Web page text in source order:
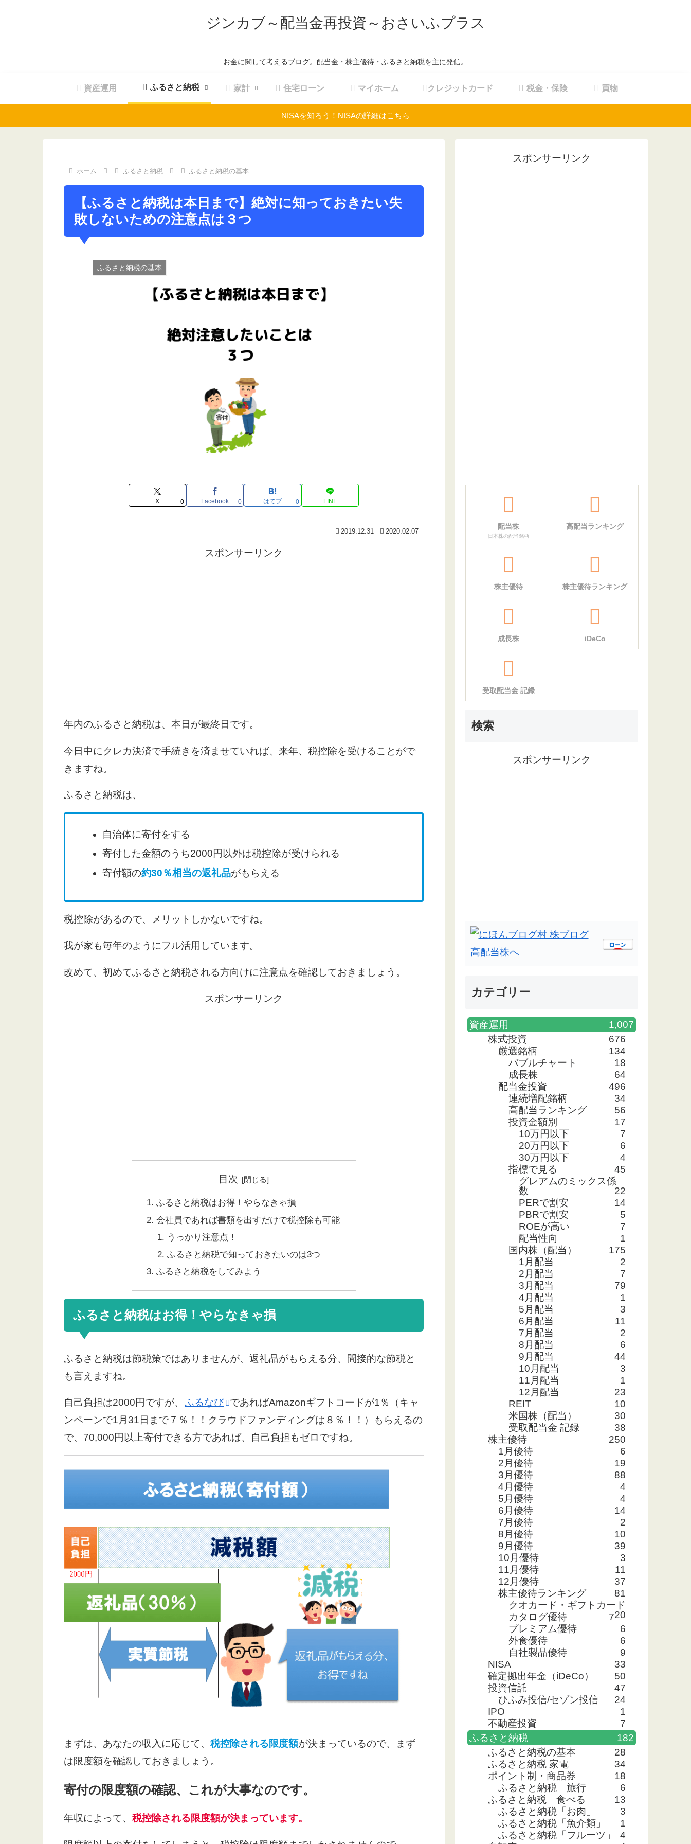
ジンカブ～配当金再投資～おさいふプラス
お金に関して考えるブログ。配当金・株主優待・ふるさと納税を主に発信。
資産運用 ふるさと納税 家計 住宅ローン マイホーム クレジットカード 税金・保険 買物
NISAを知ろう！NISAの詳細はこちら
ホーム ふるさと納税 ふるさと納税の基本
【ふるさと納税は本日まで】絶対に知っておきたい失
敗しないための注意点は３つ
ふるさと納税の基本
X 0 Facebook 0 はてブ 0 LINE
2019.12.31 2020.02.07
スポンサーリンク
年内のふるさと納税は、本日が最終日です。
今日中にクレカ決済で手続きを済ませていれば、来年、税控除を受けることがで
きますね。
ふるさと納税は、
自治体に寄付をする
寄付した金額のうち2000円以外は税控除が受けられる
寄付額の約30％相当の返礼品がもらえる
税控除があるので、メリットしかないですね。
我が家も毎年のようにフル活用しています。
改めて、初めてふるさと納税される方向けに注意点を確認しておきましょう。
スポンサーリンク
目次
ふるさと納税はお得！やらなきゃ損
会社員であれば書類を出すだけで税控除も可能
うっかり注意点！
ふるさと納税で知っておきたいのは3つ
ふるさと納税をしてみよう
ふるさと納税はお得！やらなきゃ損
ふるさと納税は節税策ではありませんが、返礼品がもらえる分、間接的な節税と
も言えますね。
自己負担は2000円ですが、 ふるなび
であればAmazonギフトコードが1％（キャ
ンペーンで1月31日まで７％！！クラウドファンディングは８％！！）もらえるの
で、70,000円以上寄付できる方であれば、自己負担もゼロですね。
まずは、あなたの収入に応じて、 税控除される限度額が決まっているので、まず
は限度額を確認しておきましょう。
寄付の限度額の確認、これが大事なのです。
年収によって、 税控除される限度額が決まっています。
スポンサーリンク
配当株
日本株の配当銘柄
高配当ランキング
株主優待 株主優待ランキング
成長株 iDeCo
受取配当金 記録
検索
スポンサーリンク
カテゴリー
資産運用
1,007
株式投資
676
厳選銘柄
134
バブルチャート
18
成長株
64
配当金投資
496
連続増配銘柄
34
高配当ランキング
56
投資金額別
17
10万円以下
7
20万円以下
6
30万円以下
4
指標で見る
45
グレアムのミックス係
数
22
PERで割安
14
PBRで割安
5
ROEが高い
7
配当性向
1
国内株（配当）
175
1月配当
2
2月配当
7
3月配当
79
4月配当
1
5月配当
3
6月配当
11
7月配当
2
8月配当
6
9月配当
44
10月配当
3
11月配当
1
12月配当
23
REIT
10
米国株（配当）
30
受取配当金 記録
38
株主優待
250
1月優待
6
2月優待
19
3月優待
88
4月優待
4
5月優待
4
6月優待
14
7月優待
2
8月優待
10
9月優待
39
10月優待
3
11月優待
11
12月優待
37
株主優待ランキング
81
クオカード・ギフトカード
20
カタログ優待
7
プレミアム優待
6
外食優待
6
自社製品優待
9
NISA
33
確定拠出年金（iDeCo）
50
投資信託
47
ひふみ投信/セゾン投信
24
IPO
1
不動産投資
7
ふるさと納税
182
ふるさと納税の基本
28
ふるさと納税 家電
34
ポイント制・商品券
18
ふるさと納税 旅行
6
ふるさと納税 食べる
13
ふるさと納税「お肉」
3
ふるさと納税「魚介類」
1
ふるさと納税「フルーツ」
4